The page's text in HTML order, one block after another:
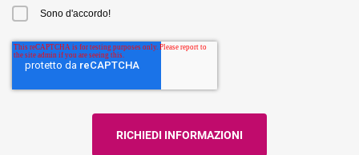
Sono d'accordo!